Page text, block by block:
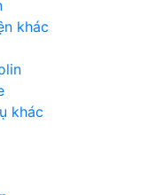
khác
khác